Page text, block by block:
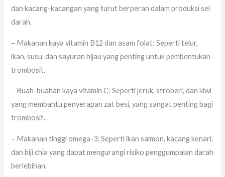
dan kacang-kacangan yang turut berperan dalam produksi sel
darah.
– Makanan kaya vitamin B12 dan asam folat: Seperti telur,
ikan, susu, dan sayuran hijau yang penting untuk pembentukan
trombosit.
– Buah-buahan kaya vitamin C: Seperti jeruk, stroberi, dan kiwi
yang membantu penyerapan zat besi, yang sangat penting bagi
trombosit.
– Makanan tinggi omega-3: Seperti ikan salmon, kacang kenari,
dan biji chia yang dapat mengurangi risiko penggumpalan darah
berlebihan.